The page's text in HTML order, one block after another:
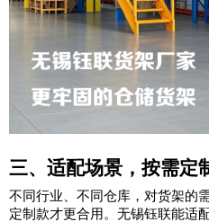
三、适配场景，按需定
不同行业、不同仓库，对货架的
定制款才更合用。无锡钰联能适